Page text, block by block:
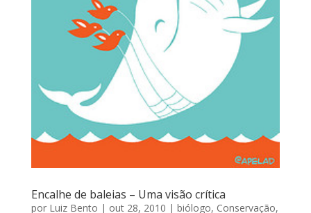
Encalhe de baleias – Uma visão crítica
por Luiz Bento | out 28, 2010 | biólogo, Conservação,